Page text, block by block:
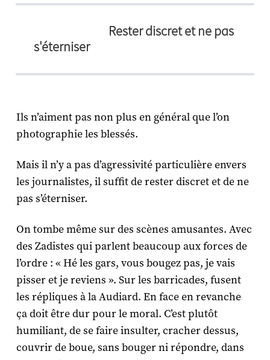
Rester discret et ne pas
s'éterniser
Ils n’aiment pas non plus en général que l’on
photographie les blessés.
Mais il n’y a pas d’agressivité particulière envers
les journalistes, il suffit de rester discret et de ne
pas s’éterniser.
On tombe même sur des scènes amusantes. Avec
des Zadistes qui parlent beaucoup aux forces de
l’ordre : « Hé les gars, vous bougez pas, je vais
pisser et je reviens ». Sur les barricades, fusent
les répliques à la Audiard. En face en revanche
ça doit être dur pour le moral. C’est plutôt
humiliant, de se faire insulter, cracher dessus,
couvrir de boue, sans bouger ni répondre, dans